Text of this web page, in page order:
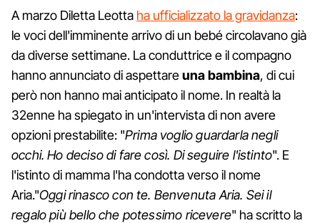
A marzo Diletta Leotta ha ufficializzato la gravidanza:
le voci dell'imminente arrivo di un bebé circolavano già
da diverse settimane. La conduttrice e il compagno
hanno annunciato di aspettareuna bambina, di cui
però non hanno mai anticipato il nome. In realtà la
32enne ha spiegato in un'intervista di non avere
opzioni prestabilite: "Prima voglio guardarla negli
occhi. Ho deciso di fare così. Di seguire l'istinto". E
l'istinto di mamma l'ha condotta verso il nome
Aria."Oggi rinasco con te. Benvenuta Aria. Sei il
regalo più bello che potessimo ricevere" ha scritto la